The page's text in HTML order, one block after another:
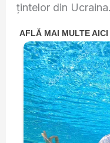
țintelor din Ucraina.